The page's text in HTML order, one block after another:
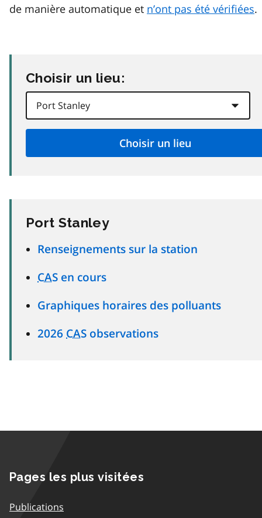
de manière automatique et n’ont pas été vérifiées.
Choisir un lieu:
Port Stanley
Renseignements sur la station
CAS en cours
Graphiques horaires des polluants
2026 CAS observations
Pages les plus visitées
Publications